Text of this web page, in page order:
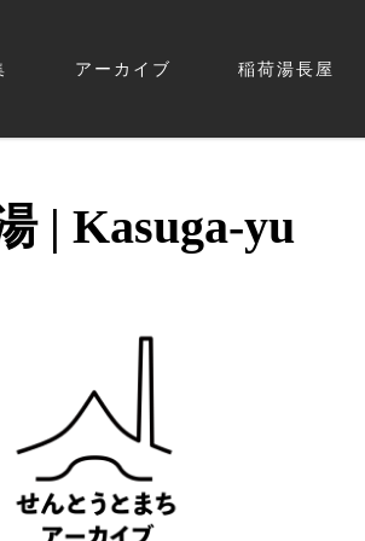
アーカイブ 稲荷湯長屋
| Kasuga-yu